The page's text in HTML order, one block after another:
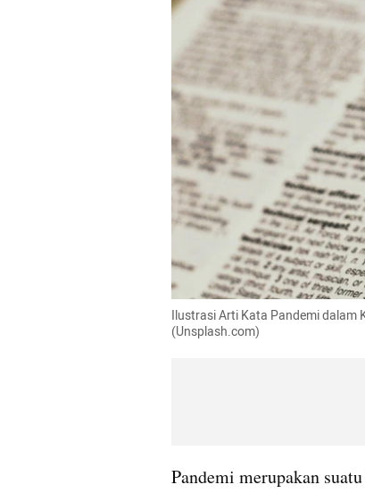
Ilustrasi Arti Kata Pandemi dalam
(Unsplash.com)
Pandemi merupakan